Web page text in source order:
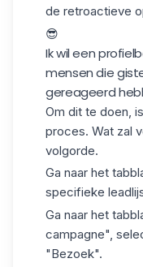
de retroactieve
😎
Ik wil een
mensen die
gereageerd
Om dit te doen,
proces. Wat zal
volgorde.
Ga naar het
specifieke
Ga naar het
campagne",
"Bezoek".